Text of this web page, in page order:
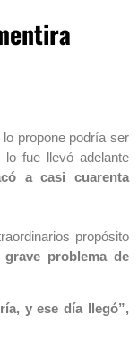
propone podría ser
lo fue llevó adelante
a casi cuarenta
propósito
grave problema de
y ese día llegó”,